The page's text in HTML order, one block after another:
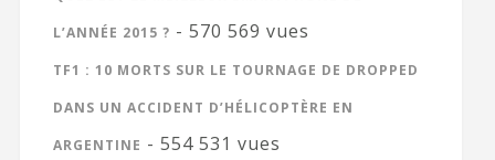
L’ANNÉE 2015 ? - 570 569 vues
TF1 : 10 MORTS SUR LE TOURNAGE DE DROPPED
DANS UN ACCIDENT D’HÉLICOPTÈRE EN
ARGENTINE - 554 531 vues